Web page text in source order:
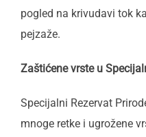
pogled na krivudavi tok
pejzaže.
Zaštićene vrste u
Specijalni Rezervat
mnoge retke i ugrožene